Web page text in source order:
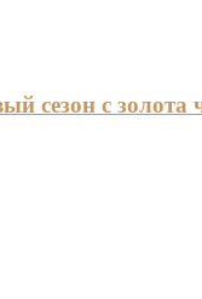
сезон с